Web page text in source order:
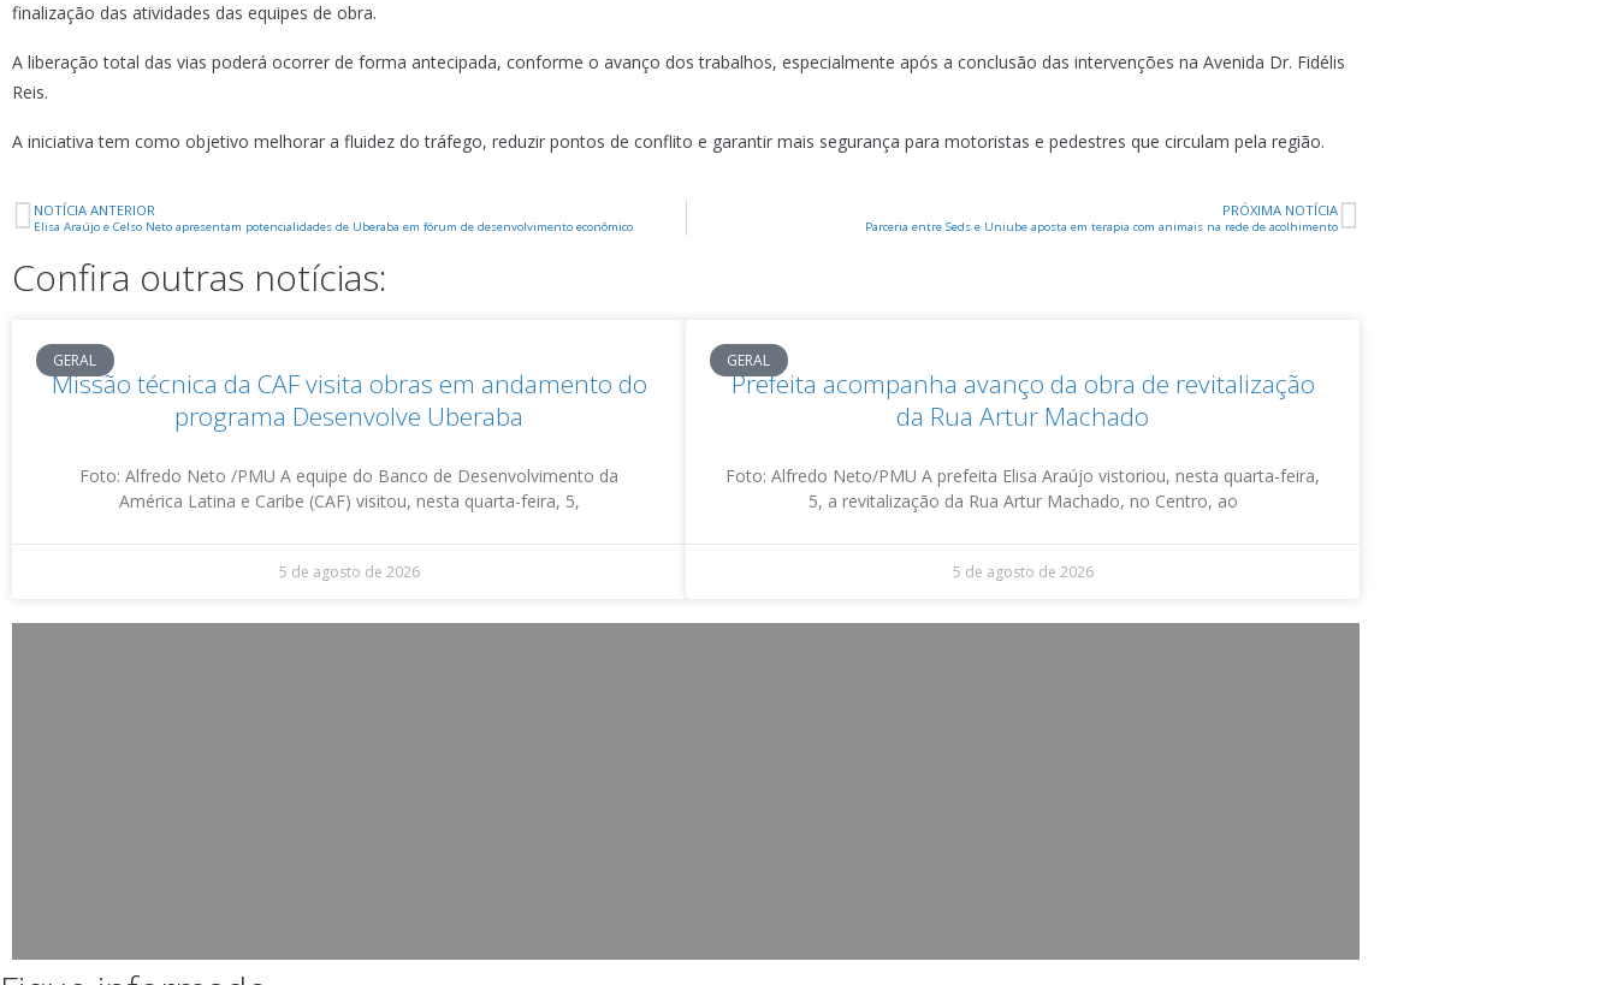
finalização das atividades das equipes de obra.
A liberação total das vias poderá ocorrer de forma antecipada, conforme o avanço dos trabalhos, especialmente após a conclusão das intervenções na Avenida Dr. Fidélis
Reis.
A iniciativa tem como objetivo melhorar a fluidez do tráfego, reduzir pontos de conflito e garantir mais segurança para motoristas e pedestres que circulam pela região.
NOTÍCIA ANTERIOR
Elisa Araújo e Celso Neto apresentam potencialidades de Uberaba em fórum de desenvolvimento econômico
PRÓXIMA NOTÍCIA
Parceria entre Seds e Uniube aposta em terapia com animais na rede de acolhimento
Confira outras notícias:
GERAL
Missão técnica da CAF visita obras em andamento do
programa Desenvolve Uberaba
Foto: Alfredo Neto /PMU A equipe do Banco de Desenvolvimento da
América Latina e Caribe (CAF) visitou, nesta quarta-feira, 5,
5 de agosto de 2026
GERAL
Prefeita acompanha avanço da obra de revitalização
da Rua Artur Machado
Foto: Alfredo Neto/PMU A prefeita Elisa Araújo vistoriou, nesta quarta-feira,
5, a revitalização da Rua Artur Machado, no Centro, ao
5 de agosto de 2026